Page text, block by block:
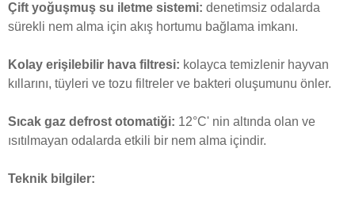
Çift yoğuşmuş su iletme sistemi: denetimsiz odalarda
sürekli nem alma için akış hortumu bağlama imkanı.
Kolay erişilebilir hava filtresi: kolayca temizlenir hayvan
kıllarını, tüyleri ve tozu filtreler ve bakteri oluşumunu önler.
Sıcak gaz defrost otomatiği: 12°C' nin altında olan ve
ısıtılmayan odalarda etkili bir nem alma içindir.
Teknik bilgiler: